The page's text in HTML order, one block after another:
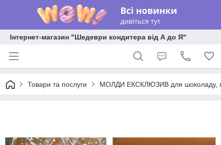
Інтернет-магазин "Шедеври кондитера від А до Я"
Товари та послуги МОЛДИ ЕКСКЛЮЗИВ для шоколаду,